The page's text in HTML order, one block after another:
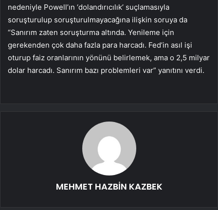
nedeniyle Powell’ın ‘dolandırıcılık’ suçlamasıyla
soruşturulup soruşturulmayacağına ilişkin soruya da
“Sanırım zaten soruşturma altında. Yenileme için
gerekenden çok daha fazla para harcadı. Fed’in asıl işi
oturup faiz oranlarının yönünü belirlemek, ama o 2,5 milyar
dolar harcadı. Sanırım bazı problemleri var” yanıtını verdi.
MEHMET HAZBİN KAZBEK